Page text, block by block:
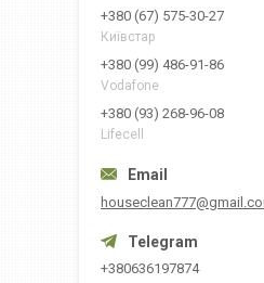
+380 (67) 575-30-27
Київстар
+380 (99) 486-91-86
Vodafone
+380 (93) 268-96-08
Lifecell
+380636197874